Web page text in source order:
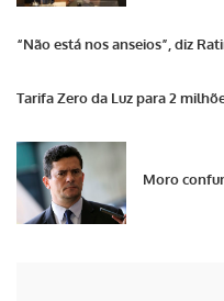
“Não está nos anseios”, diz
Tarifa Zero da Luz para 2
Moro